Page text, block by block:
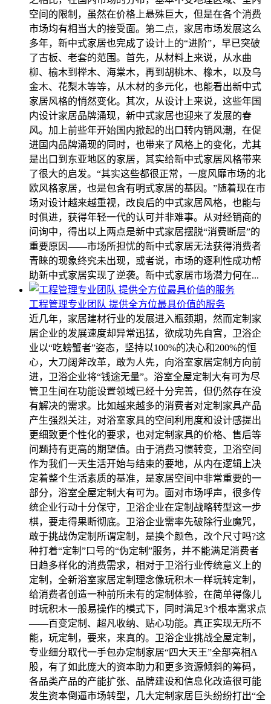
空间的限制，虽然在价格上悬殊巨大，但是在各个消费
市场均有相当大的接受面。第二点，家居市场发展这么
多年，新中式家居也完成了设计上的“进阶”，早已突破
了古板、老套的范围。首先，从材料上来说，从水曲
柳、榆木到榉木、海棠木，再到胡桃木、橡木，以及乌
金木、花梨木等等，从木材的多元化，也能看出新中式
家居风格的悄然变化。其次，从设计上来说，这些年国
内设计家居品牌涌现，新中式家居也迎来了发展的春
风。加上前些年开始国内掀起的出口转内销风潮，在促
进国内品牌涌现的同时，也带来了风格上的变化，尤其
是出口到东亚地区的家居，其实给新中式家居风格带来
了很大的启发。“其实这些都很正常，一度风靡市场的北
欧风格家居，也是包含有明式家居的基因。”随着现在市
场对设计越来越重视，改良后的中式家居风格，也能与
时俱进，获得年轻一代的认可并非难事。从对经销商的
问询中，得出以上两点是新中式家居摆脱“消费断层”的
重要原因——市场所担忧的新中式家居无法获得消费者
青睐的现象终究未出现，或者说，市场的逐利性成功帮
助新中式家居实现了逆袭。新中式家居市场潜力何在...
工程管理专业团队 提供全方位最具价值的服务
近几年，家居建材行业的发展进入瓶颈期，然而定制家
居企业的发展速度却异常迅猛，欲成功先自宫，卫浴企
业以“吃螃蟹者”姿态，坚持以100%的决心和200%的恒
心，大刀阔斧改革，敢为人先，向浴室家居定制方向前
进，卫浴企业将“钱途无量”。浴室全屋定制大有可为尽
管卫生间在功能设置领域已经十分完善，但仍然存在没
有解决的需求。比如越来越多的消费者对定制家具产品
产生强烈关注，对浴室家具的空间利用度和设计感提出
更细致更个性化的要求，也对定制家具的价格、售后等
问题持有更高的期望值。由于消费习惯转变，卫浴空间
作为我们一天生活开始与结束的要地，从内在逻辑上决
定着整个生活素质的基准，是家居空间中非常重要的一
部分，浴室全屋定制大有可为。面对市场呼声，很多传
统企业行动十分保守，卫浴企业在定制战略转型这一步
棋，要走得果断彻底。卫浴企业需率先破除行业魔咒，
敢于挑战伪定制所谓定制，是换个颜色，改个尺寸吗?这
种打着“定制”口号的“伪定制”服务，并不能满足消费者
日趋多样化的消费需求，相对于卫浴行业传统意义上的
定制，全新浴室家居定制理念像玩积木一样玩转定制，
给消费者创造一种前所未有的定制体验，在简单得像儿
时玩积木一般易操作的模式下，同时满足3个根本需求点
――百变定制、超凡收纳、贴心功能。真正实现无所不
能，玩定制，要来，来真的。卫浴企业挑战全屋定制，
专业细分取代一手包办定制家居“四大天王”全部亮相A
股，有了如此庞大的资本助力和更多资源倾斜的筹码，
各品类产品的产能扩张、品牌建设和信息化改造很可能
发生资本倒逼市场转型，几大定制家居巨头纷纷打出“全